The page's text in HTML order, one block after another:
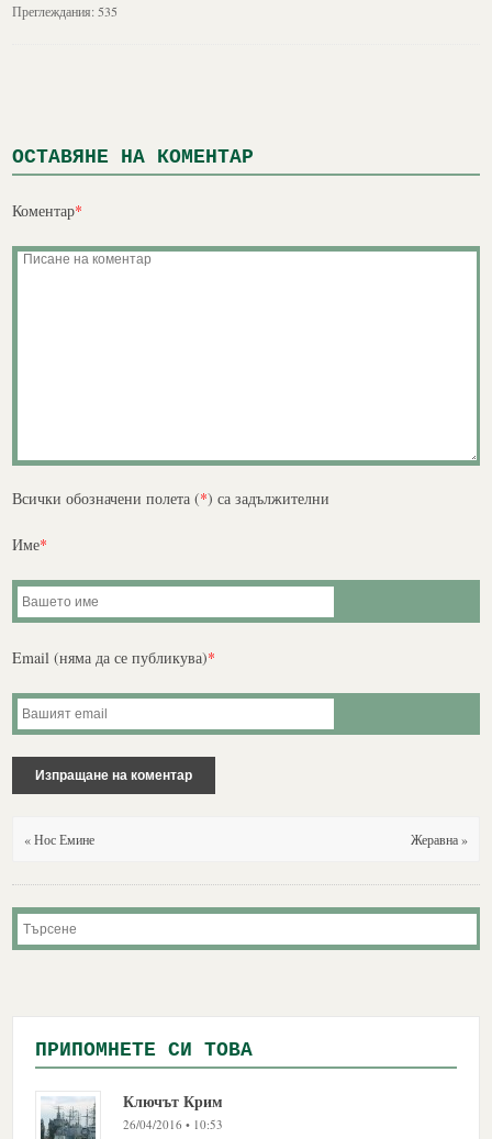
Преглеждания: 535
ОСТАВЯНЕ НА КОМЕНТАР
Коментар*
Всички обозначени полета (*) са задължителни
Име*
Email (няма да се публикува)*
« Нос Емине Жеравна »
ПРИПОМНЕТЕ СИ ТОВА
Ключът Крим
26/04/2016 • 10:53